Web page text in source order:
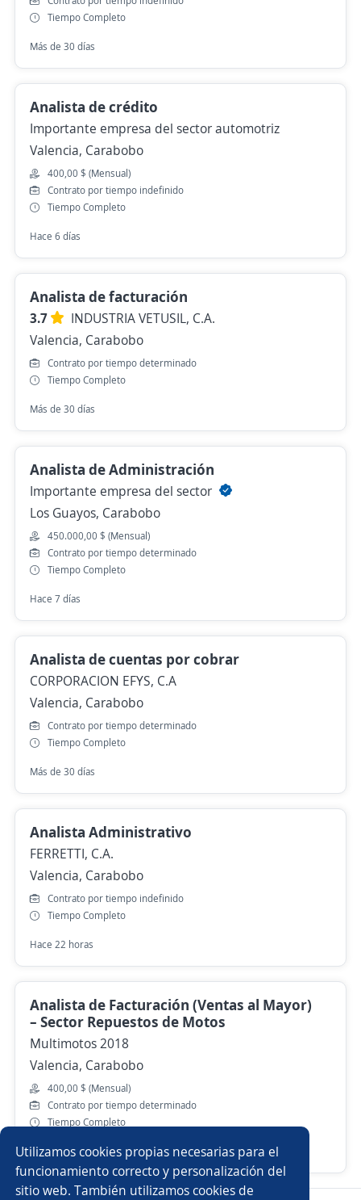
Utilizamos cookies propias necesarias para el
funcionamiento correcto y personalización del
sitio web. También utilizamos cookies de
Tiempo Completo
Más de 30 días
Analista de crédito
Importante empresa del sector automotriz
Valencia, Carabobo
400,00 $ (Mensual)
Contrato por tiempo indefinido
Tiempo Completo
Hace 6 días
Analista de facturación
3.7
INDUSTRIA VETUSIL, C.A.
Valencia, Carabobo
Contrato por tiempo determinado
Tiempo Completo
Más de 30 días
Analista de Administración
Importante empresa del sector
Los Guayos, Carabobo
450.000,00 $ (Mensual)
Contrato por tiempo determinado
Tiempo Completo
Hace 7 días
Analista de cuentas por cobrar
CORPORACION EFYS, C.A
Valencia, Carabobo
Contrato por tiempo determinado
Tiempo Completo
Más de 30 días
Analista Administrativo
FERRETTI, C.A.
Valencia, Carabobo
Contrato por tiempo indefinido
Tiempo Completo
Hace 22 horas
Analista de Facturación (Ventas al Mayor)
– Sector Repuestos de Motos
Multimotos 2018
Valencia, Carabobo
400,00 $ (Mensual)
Contrato por tiempo determinado
Tiempo Completo
Hace 4 días